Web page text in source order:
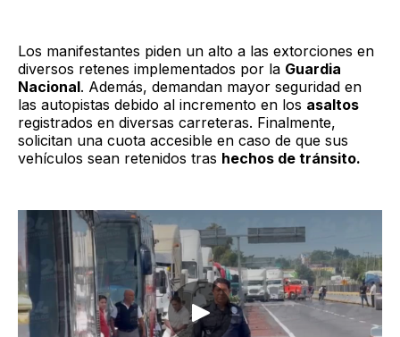
Los manifestantes piden un alto a las extorciones en
diversos retenes implementados por la Guardia
Nacional. Además, demandan mayor seguridad en
las autopistas debido al incremento en los asaltos
registrados en diversas carreteras. Finalmente,
solicitan una cuota accesible en caso de que sus
vehículos sean retenidos tras hechos de tránsito.